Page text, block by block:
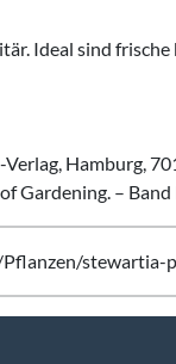
Ideal sind
Hamburg,
Gardening. –
stewartia-